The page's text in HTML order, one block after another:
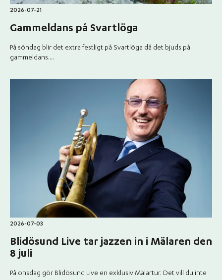
2026-07-21
Gammeldans på Svartlöga
På söndag blir det extra festligt på Svartlöga då det bjuds på
gammeldans....
2026-07-03
Blidösund Live tar jazzen in i Mälaren den
8 juli
På onsdag gör Blidösund Live en exklusiv Mälartur. Det vill du inte